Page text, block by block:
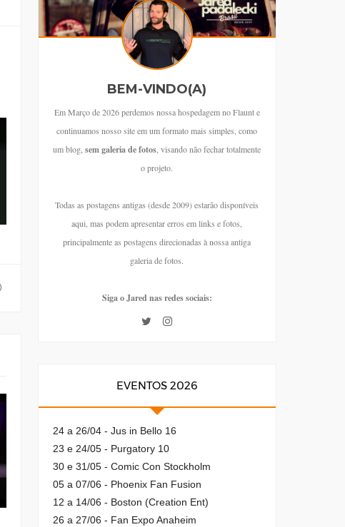
BEM-VINDO(A)
Em Março de 2026 perdemos nossa hospedagem no Flaunt e
continuamos nosso site em um formato mais simples, como
um blog,sem galeria de fotos, visando não fechar totalmente
o projeto.
Todas as postagens antigas (desde 2009) estarão disponíveis
aqui, mas podem apresentar erros em links e fotos,
principalmente as postagens direcionadas à nossa antiga
galeria de fotos.
Siga o Jared nas redes sociais:
EVENTOS 2026
24 a 26/04 - Jus in Bello 16
23 e 24/05 - Purgatory 10
30 e 31/05 - Comic Con Stockholm
05 a 07/06 - Phoenix Fan Fusion
12 a 14/06 - Boston (Creation Ent)
26 a 27/06 - Fan Expo Anaheim